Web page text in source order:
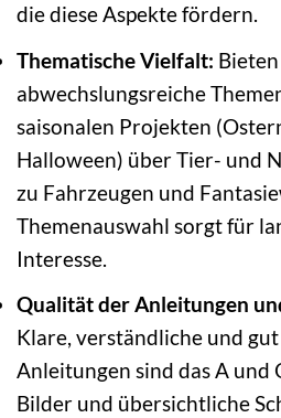
die diese Aspekte fördern.
Thematische Vielfalt:
abwechslungsreiche
saisonalen Projekten
Halloween) über Tier- und
zu Fahrzeugen und
Themenauswahl sorgt für
Interesse.
Qualität der Anleitungen
Klare, verständliche und
Anleitungen sind das A und
Bilder und übersichtliche